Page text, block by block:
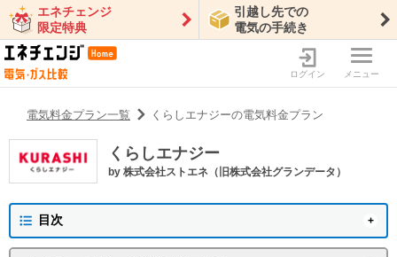
エネチェンジ
限定特典
引越し先での
電気の手続き
ログイン メニュー
電気料金プラン一覧 くらしエナジーの電気料金プラン
くらしエナジー
by 株式会社ストエネ（旧株式会社グランデータ）
目次